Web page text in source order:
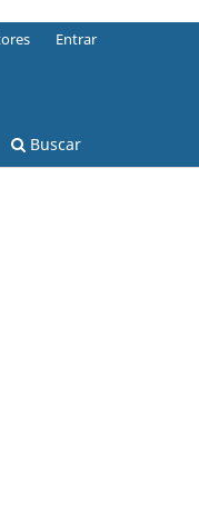
Buscar
Entrar